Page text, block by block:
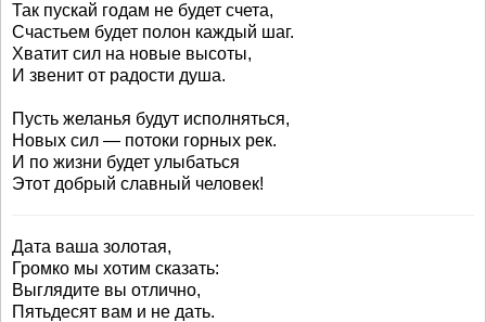
Так пускай годам не будет счета,
Счастьем будет полон каждый шаг.
Хватит сил на новые высоты,
И звенит от радости душа.
Пусть желанья будут исполняться,
Новых сил — потоки горных рек.
И по жизни будет улыбаться
Этот добрый славный человек!
Дата ваша золотая,
Громко мы хотим сказать:
Выглядите вы отлично,
Пятьдесят вам и не дать.